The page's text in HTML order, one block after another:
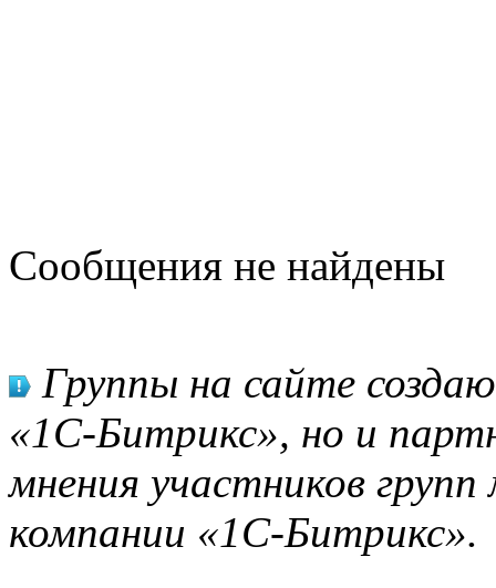
Сообщения не найдены
Группы на сайте
«1С-Битрикс», но и
мнения участников
компании «1С-Битрикс».